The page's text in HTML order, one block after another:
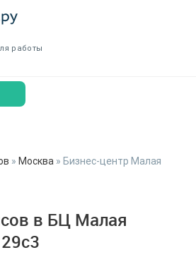
работы
» Москва » Бизнес-центр Малая
в БЦ Малая